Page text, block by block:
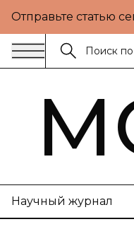
Отправьте статью
Научный журнал